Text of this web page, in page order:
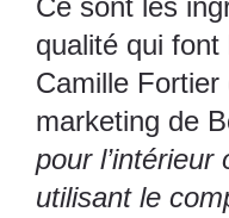
Ce sont les
qualité qui
Camille
marketing de
pour l’intérieur
utilisant le